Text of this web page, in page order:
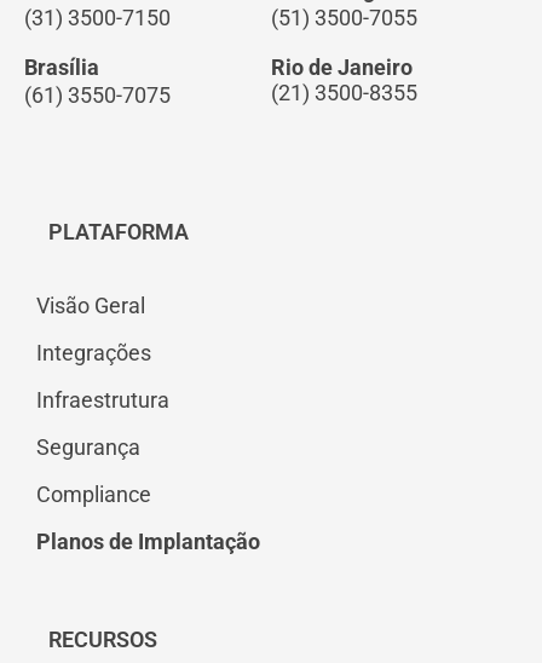
(31) 3500-7150
(51) 3500-7055
Brasília
(61) 3550-7075
Rio de Janeiro
(21) 3500-8355
PLATAFORMA
Visão Geral
Integrações
Infraestrutura
Segurança
Compliance
Planos de Implantação
RECURSOS